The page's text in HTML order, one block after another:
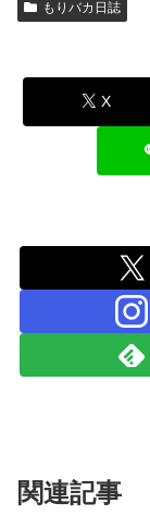
もりバカ日誌
X
関連記事